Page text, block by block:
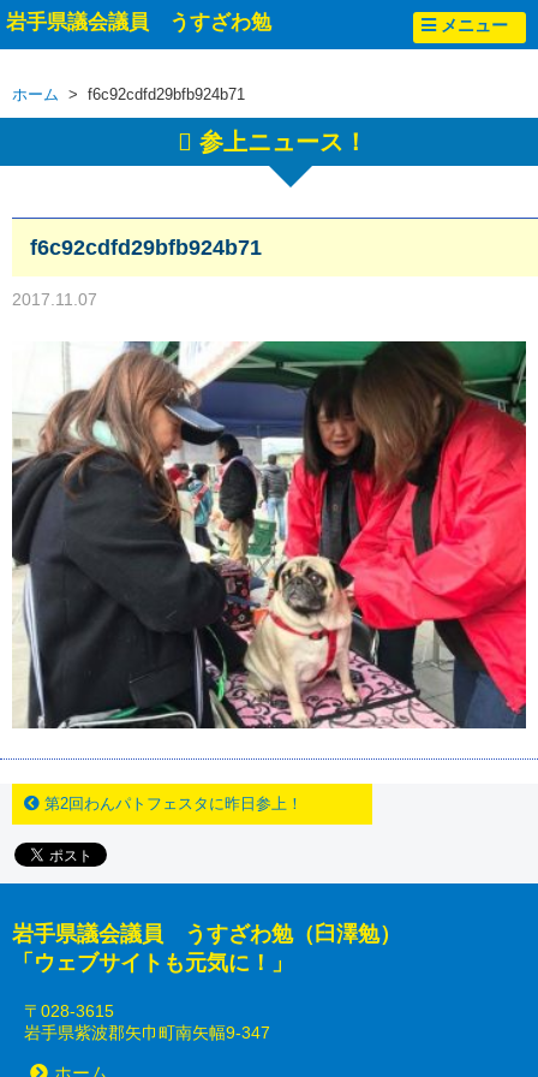
岩手県議会議員 うすざわ勉 メニュー
ホーム > f6c92cdfd29bfb924b71
参上ニュース！
f6c92cdfd29bfb924b71
2017.11.07
第2回わんパトフェスタに昨日参上！
岩手県議会議員 うすざわ勉（臼澤勉）
「ウェブサイトも元気に！」
〒028-3615
岩手県紫波郡矢巾町南矢幅9-347
ホーム